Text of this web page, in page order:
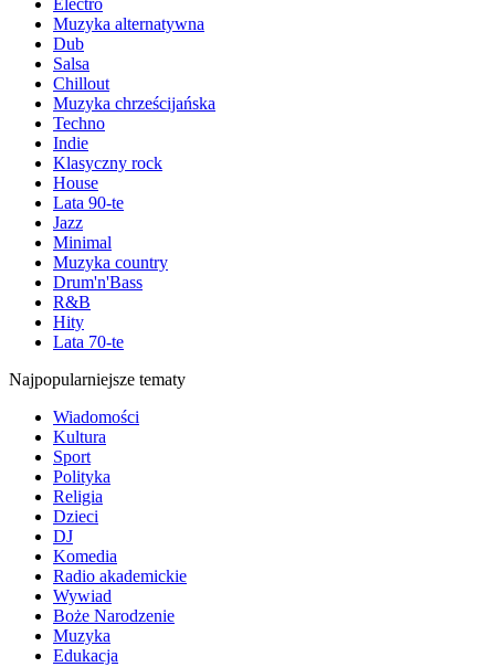
Electro
Muzyka alternatywna
Dub
Salsa
Chillout
Muzyka chrześcijańska
Techno
Indie
Klasyczny rock
House
Lata 90-te
Jazz
Minimal
Muzyka country
Drum'n'Bass
R&B
Hity
Lata 70-te
Najpopularniejsze tematy
Wiadomości
Kultura
Sport
Polityka
Religia
Dzieci
DJ
Komedia
Radio akademickie
Wywiad
Boże Narodzenie
Muzyka
Edukacja